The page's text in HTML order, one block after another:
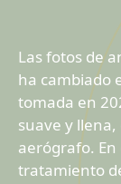
Las fotos de
ha cambiado
tomada en
suave y
aerógrafo.
tratamiento